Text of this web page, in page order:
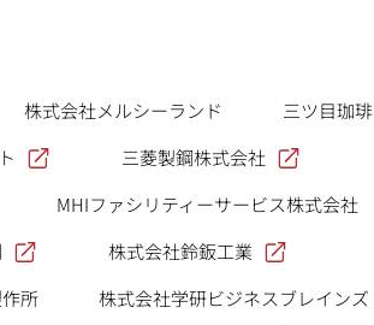
株式会社メルシーランド
三ツ目珈琲
三菱製鋼株式会社
MHIファシリティーサービス株式会社
株式会社鈴鈑工業
所
株式会社学研ビジネスブレインズ